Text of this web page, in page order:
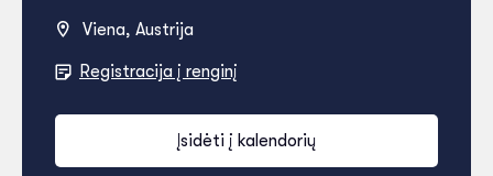
Viena, Austrija
Registracija į renginį
Įsidėti į kalendorių